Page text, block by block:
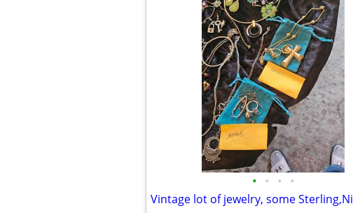
• • • •
Vintage lot of jewelry, some